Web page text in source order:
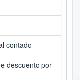
contado
descuento por